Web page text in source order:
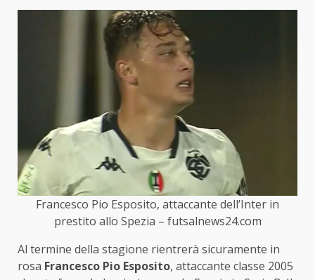
Francesco Pio Esposito, attaccante dell’Inter in
prestito allo Spezia – futsalnews24.com
Al termine della stagione rientrerà sicuramente in
rosa Francesco Pio Esposito, attaccante classe 2005